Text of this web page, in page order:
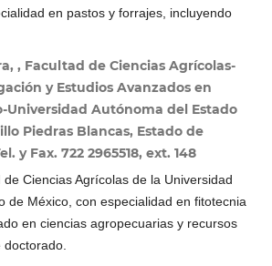
en pastos y forrajes, incluyendo
, Facultad de Ciencias Agrícolas-
y Estudios Avanzados en
Universidad Autónoma del Estado
Piedras Blancas, Estado de
y Fax. 722 2965518, ext. 148
Ciencias Agrícolas de la Universidad
de México, con especialidad en fitotecnia
en ciencias agropecuarias y recursos